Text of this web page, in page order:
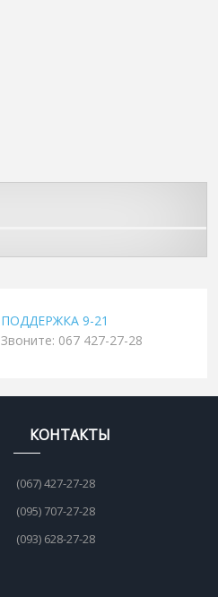
ПОДДЕРЖКА 9-21
Звоните: 067 427-27-28
КОНТАКТЫ
(067) 427-27-28
(095) 707-27-28
(093) 628-27-28